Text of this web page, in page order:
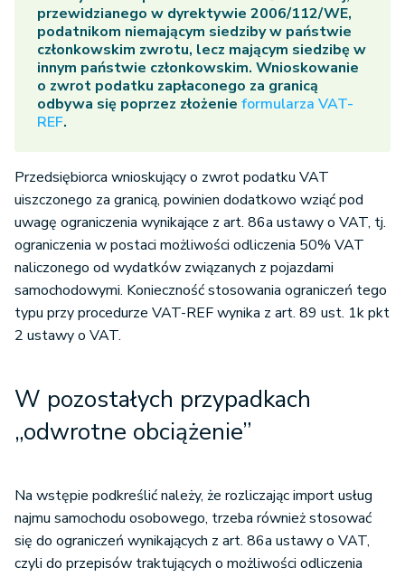
przewidzianego w dyrektywie 2006/112/WE,
podatnikom niemającym siedziby w państwie
członkowskim zwrotu, lecz mającym siedzibę w
innym państwie członkowskim. Wnioskowanie
o zwrot podatku zapłaconego za granicą
odbywa się poprzez złożenie formularza VAT-
REF.
Przedsiębiorca wnioskujący o zwrot podatku VAT
uiszczonego za granicą, powinien dodatkowo wziąć pod
uwagę ograniczenia wynikające z art. 86a ustawy o VAT, tj.
ograniczenia w postaci możliwości odliczenia 50% VAT
naliczonego od wydatków związanych z pojazdami
samochodowymi. Konieczność stosowania ograniczeń tego
typu przy procedurze VAT-REF wynika z art. 89 ust. 1k pkt
2 ustawy o VAT.
W pozostałych przypadkach
„odwrotne obciążenie”
Na wstępie podkreślić należy, że rozliczając import usług
najmu samochodu osobowego, trzeba również stosować
się do ograniczeń wynikających z art. 86a ustawy o VAT,
czyli do przepisów traktujących o możliwości odliczenia